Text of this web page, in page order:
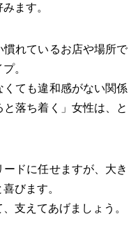
ます。
れているお店や場所で
。
ても違和感がない関係
落ち着く」女性は、と
ドに任せますが、大き
びます。
支えてあげましょう。